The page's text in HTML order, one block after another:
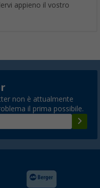
appieno il vostro
non è attualmente
il prima possibile.